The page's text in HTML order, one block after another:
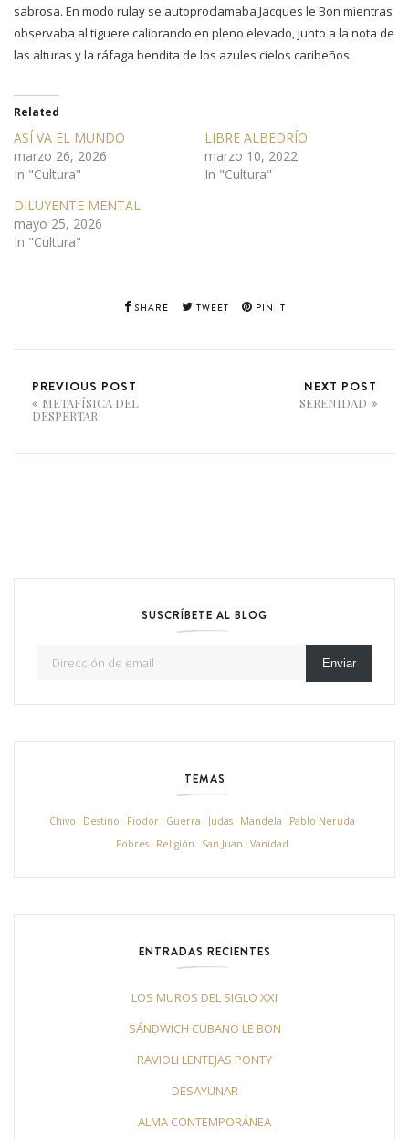
sabrosa. En modo rulay se autoproclamaba Jacques le Bon mientras
observaba al tiguere calibrando en pleno elevado, junto a la nota de
las alturas y la ráfaga bendita de los azules cielos caribeños.
Related
ASÍ VA EL MUNDO
marzo 26, 2026
In "Cultura"
LIBRE ALBEDRÍO
marzo 10, 2022
In "Cultura"
DILUYENTE MENTAL
mayo 25, 2026
In "Cultura"
SHARE TWEET PIN IT
PREVIOUS POST
METAFÍSICA DEL
DESPERTAR
NEXT POST
SERENIDAD
SUSCRÍBETE AL BLOG
Enviar
TEMAS
Chivo Destino Fiodor Guerra Judas Mandela
Pablo Neruda
Pobres
Religión San Juan Vanidad
ENTRADAS RECIENTES
LOS MUROS DEL SIGLO XXI
SÁNDWICH CUBANO LE BON
RAVIOLI LENTEJAS PONTY
DESAYUNAR
ALMA CONTEMPORÁNEA